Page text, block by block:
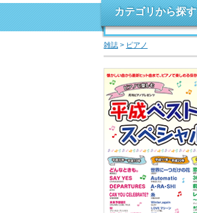
カテゴリから探す
雑誌 > ピアノ